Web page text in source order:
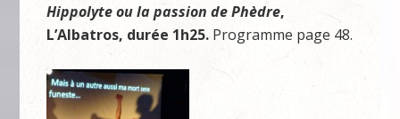
Hippolyte ou la passion de Phèdre,
L’Albatros, durée 1h25. Programme page 48.